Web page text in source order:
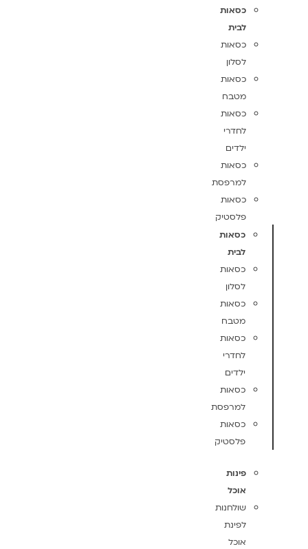
כסאות
לבית
כסאות
לסלון
כסאות
מטבח
כסאות
לחדרי
ילדים
כסאות
למרפסת
כסאות
פלסטיק
כסאות
לבית
כסאות
לסלון
כסאות
מטבח
כסאות
לחדרי
ילדים
כסאות
למרפסת
כסאות
פלסטיק
פינות
אוכל
שולחנות
לפינת
אוכל